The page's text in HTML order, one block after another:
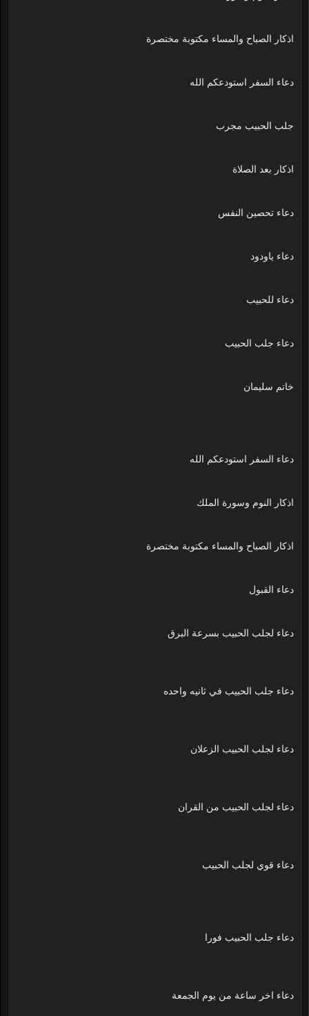
اذكار الصباح والمساء مكتوبة مختصرة
دعاء السفر استودعكم الله
جلب الحبيب مجرب
اذكار بعد الصلاة
دعاء تحصين النفس
دعاء ياودود
دعاء للحبيب
دعاء جلب الحبيب
خاتم سليمان
دعاء السفر استودعكم الله
اذكار النوم وسورة الملك
اذكار الصباح والمساء مكتوبة مختصرة
دعاء القبول
دعاء لجلب الحبيب بسرعة البرق
دعاء جلب الحبيب في ثانيه واحده
دعاء لجلب الحبيب الزعلان
دعاء لجلب الحبيب من القران
دعاء قوي لجلب الحبيب
دعاء جلب الحبيب فورا
دعاء اخر ساعة من يوم الجمعة